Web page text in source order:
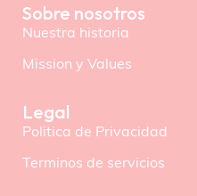
Sobre nosotros
Nuestra historia
Mission y Values
Legal
Politica de Privacidad
Terminos de servicios